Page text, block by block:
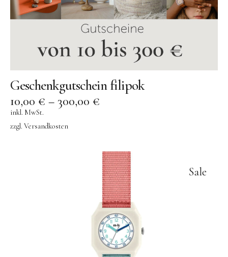
Geschenkgutschein filipok
10,00 € – 300,00 €
inkl. MwSt.
zzgl. Versandkosten
Sale